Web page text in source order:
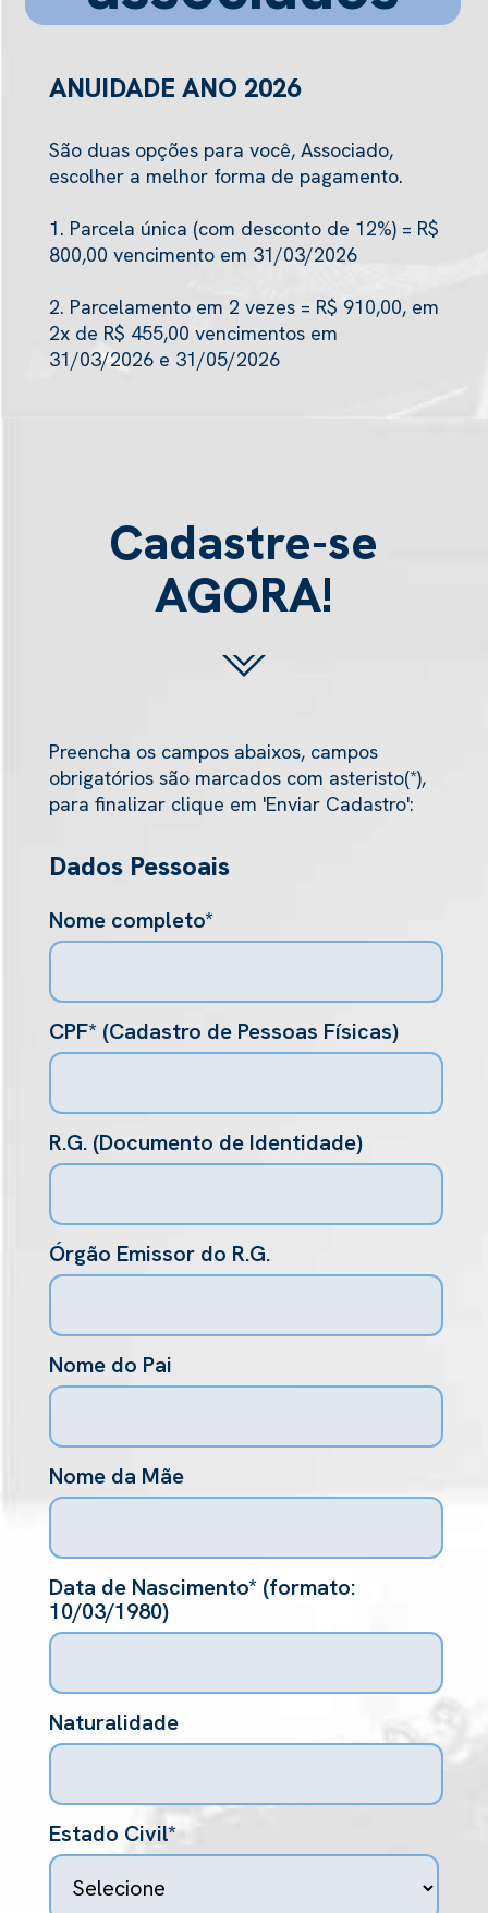
ANUIDADE ANO 2026
São duas opções para você, Associado,
escolher a melhor forma de pagamento.
1. Parcela única (com desconto de 12%) = R$
800,00 vencimento em 31/03/2026
2. Parcelamento em 2 vezes = R$ 910,00, em
2x de R$ 455,00 vencimentos em
31/03/2026 e 31/05/2026
Cadastre-se
AGORA!
Preencha os campos abaixos, campos
obrigatórios são marcados com asteristo(*),
para finalizar clique em 'Enviar Cadastro':
Dados Pessoais
Nome completo*
CPF* (Cadastro de Pessoas Físicas)
R.G. (Documento de Identidade)
Órgão Emissor do R.G.
Nome do Pai
Nome da Mãe
Data de Nascimento* (formato:
10/03/1980)
Naturalidade
Estado Civil*